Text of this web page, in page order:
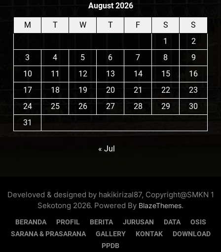
August 2026
M T W T F S
S
1
2
3
4 5 6 7 8
9
10
11 12 13 14 15
16
17
18 19 20 21 22
23
24
25 26 27 28 29
30
31
« Jul
Develoved & designed by hakikirizal87, Copyright@SMKN 1
Sekotong 2026. Powered By BlazeThemes.
BERANDA PROFIL BERITA JURUSAN DATA
OSIS
SARANA & PRASARANA
GALLERY KONTAK
DOWNLOAD
PPDB